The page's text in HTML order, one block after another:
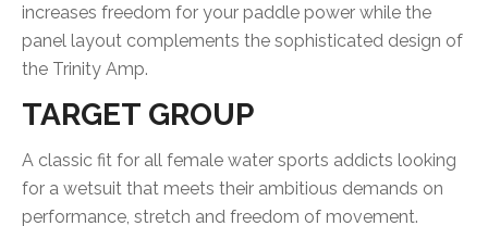
increases freedom for your paddle power while the
panel layout complements the sophisticated design of
the Trinity Amp.
TARGET GROUP
A classic fit for all female water sports addicts looking
for a wetsuit that meets their ambitious demands on
performance, stretch and freedom of movement.